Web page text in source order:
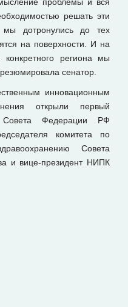
решать эти
дотронулись до тех
на поверхности. И на
конкретного региона мы
сенатор.
инновационным
открыли первый
Совета Федерации РФ
комитета по
Совета
и вице-президент НИПК